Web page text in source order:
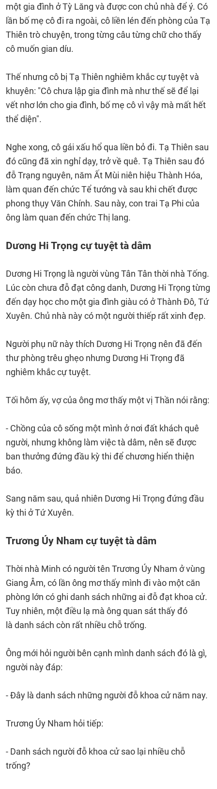
một gia đình ở Tỳ Lăng và được con chủ nhà để ý. Có
lần bố mẹ cô đi ra ngoài, cô liền lén đến phòng của Tạ
Thiên trò chuyện, trong từng câu từng chữ cho thấy
cô muốn gian díu.
Thế nhưng cô bị Tạ Thiên nghiêm khắc cự tuyệt và
khuyên: "Cô chưa lập gia đình mà như thế sẽ để lại
vết nhơ lớn cho gia đình, bố mẹ cô vì vậy mà mất hết
thể diện".
Nghe xong, cô gái xấu hổ qua liền bỏ đi. Tạ Thiên sau
đó cũng đã xin nghỉ dạy, trở về quê. Tạ Thiên sau đó
đỗ Trạng nguyên, năm Ất Mùi niên hiệu Thành Hóa,
làm quan đến chức Tể tướng và sau khi chết được
phong thụy Văn Chính. Sau này, con trai Tạ Phi của
ông làm quan đến chức Thị lang.
Dương Hi Trọng cự tuyệt tà dâm
Dương Hi Trọng là người vùng Tân Tân thời nhà Tống.
Lúc còn chưa đỗ đạt công danh, Dương Hi Trọng từng
đến dạy học cho một gia đình giàu có ở Thành Đô, Tứ
Xuyên. Chủ nhà này có một người thiếp rất xinh đẹp.
Người phụ nữ này thích Dương Hi Trọng nên đã đến
thư phòng trêu ghẹo nhưng Dương Hi Trọng đã
nghiêm khắc cự tuyệt.
Tối hôm ấy, vợ của ông mơ thấy một vị Thần nói rằng:
- Chồng của cô sống một mình ở nơi đất khách quê
người, nhưng không làm việc tà dâm, nên sẽ được
ban thưởng đứng đầu kỳ thi để chương hiển thiện
báo.
Sang năm sau, quả nhiên Dương Hi Trọng đứng đầu
kỳ thi ở Tứ Xuyên.
Trương Úy Nham cự tuyệt tà dâm
Thời nhà Minh có người tên Trương Úy Nham ở vùng
Giang Âm, có lần ông mơ thấy mình đi vào một căn
phòng lớn có ghi danh sách những ai đỗ đạt khoa cử.
Tuy nhiên, một điều lạ mà ông quan sát thấy đó
là danh sách còn rất nhiều chỗ trống.
Ông mới hỏi người bên cạnh mình danh sách đó là gì,
người này đáp:
- Đây là danh sách những người đỗ khoa cử năm nay.
Trương Úy Nham hỏi tiếp:
- Danh sách người đỗ khoa cử sao lại nhiều chỗ
trống?